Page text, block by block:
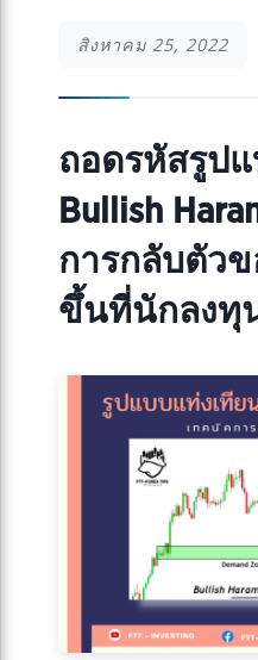
สิงหาคม 25, 2022
ถอดรหัสรูป
Bullish
การกลับตัว
ขึ้นที่นักลงทุ